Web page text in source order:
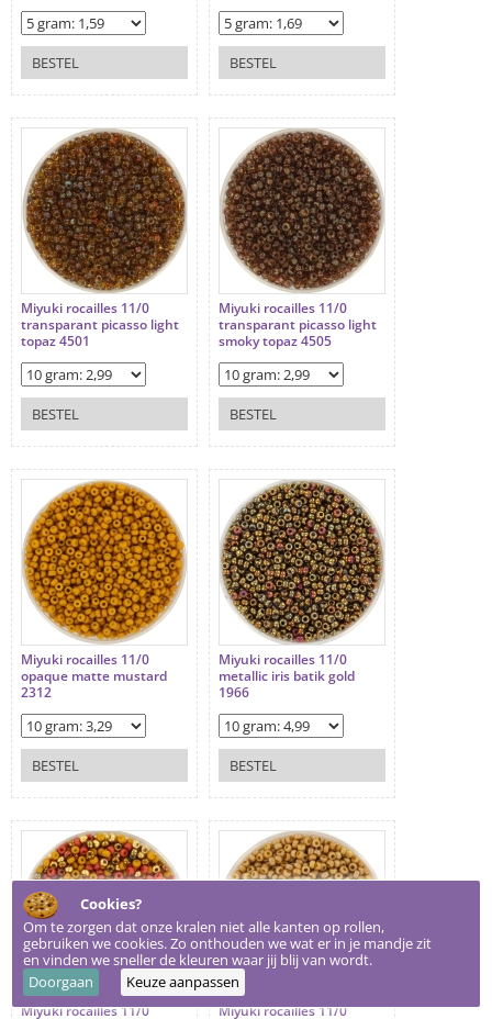
BESTEL BESTEL
Miyuki rocailles 11/0
transparant picasso light
topaz 4501
BESTEL
Miyuki rocailles 11/0
transparant picasso light
smoky topaz 4505
BESTEL
Miyuki rocailles 11/0
opaque matte mustard
2312
BESTEL
Miyuki rocailles 11/0
metallic iris batik gold
1966
BESTEL
Miyuki rocailles 11/0
Miyuki rocailles 11/0
Cookies?
Om te zorgen dat onze kralen niet alle kanten op rollen,
gebruiken we cookies. Zo onthouden we wat er in je mandje zit
en vinden we sneller de kleuren waar jij blij van wordt.
Doorgaan
Keuze aanpassen